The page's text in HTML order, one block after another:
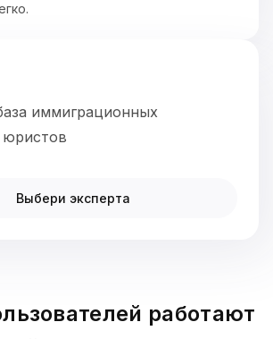
иммиграционных
юристов
Выбери эксперта
работают